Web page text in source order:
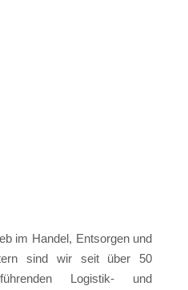
im Handel, Entsorgen und
sind wir seit über 50
Logistik- und